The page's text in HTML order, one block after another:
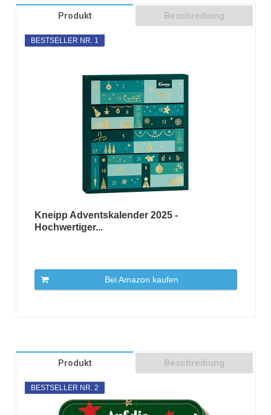
Produkt Beschreibung
BESTSELLER NR. 1
Kneipp Adventskalender 2025 -
Hochwertiger...
Bei Amazon kaufen
Produkt Beschreibung
BESTSELLER NR. 2